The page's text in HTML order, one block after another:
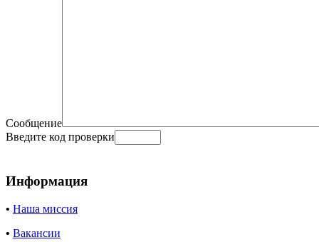
Сообщение
Введите код проверки
Информация
• Наша миссия
• Вакансии